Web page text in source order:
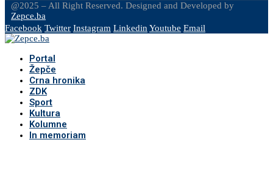
@2025 – All Right Reserved. Designed and Developed by
Zepce.ba
Facebook Twitter Instagram LinkedinYoutube Email
Portal
Žepče
Crna hronika
ZDK
Sport
Kultura
Kolumne
In memoriam